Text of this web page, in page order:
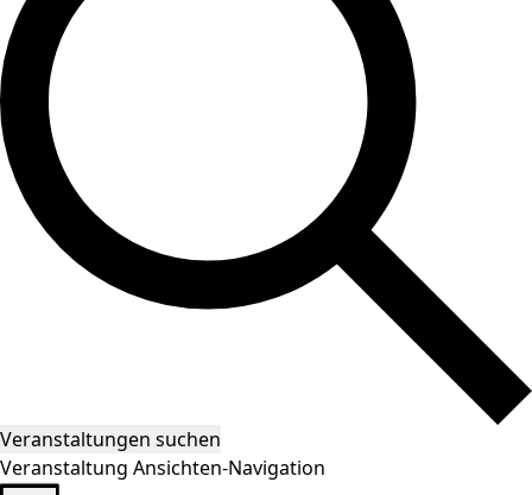
Veranstaltungen suchen
Veranstaltung Ansichten-Navigation